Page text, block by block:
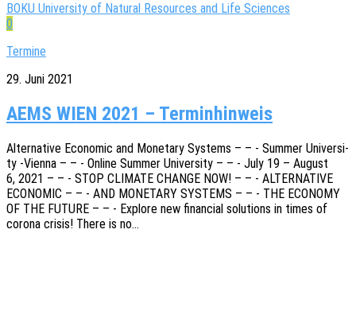
BOKU University of Natural Resources and Life Sciences
0
Termine
29. Juni 2021
AEMS WIEN 2021 – Terminhinweis
Alter­na­ti­ve Econo­mic and Mone­ta­ry Systems – – - Summer Univer­si­
ty ‑Vienna – – - Online Summer Univer­si­ty – – - July 19 – August
6, 2021 – – - STOP CLIMATE CHANGE NOW! – – - ALTERNATIVE
ECONOMIC – – - AND MONETARY SYSTEMS – – - THE ECONOMY
OF THE FUTURE – – - Explo­re new finan­cial solu­ti­ons in times of
corona crisis! There is no…